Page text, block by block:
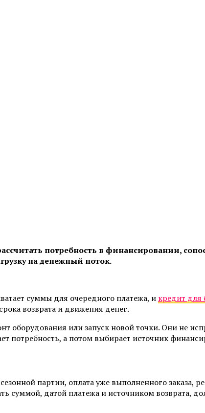
потребность в финансировании,
на денежный поток.
суммы для очередного платежа, и кредит для
возврата и движения денег.
оборудования или запуск новой точки. Они не
потребность, а потом выбирает источник
партии, оплата уже выполненного заказа,
суммой, датой платежа и источником возврата,